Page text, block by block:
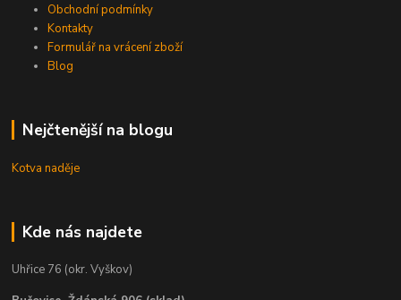
Obchodní podmínky
Kontakty
Formulář na vrácení zboží
Blog
Nejčtenější na blogu
Kotva naděje
Kde nás najdete
Uhřice 76 (okr. Vyškov)